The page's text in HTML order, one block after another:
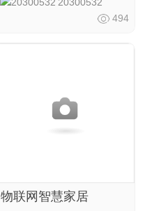
494
物联网智慧家居